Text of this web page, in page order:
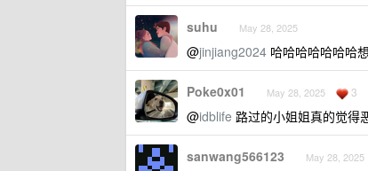
suhu May 28, 2025
@jinjiang2024 哈哈哈哈哈哈哈
Poke0x01 May 28, 2025 3
@idblife 路过的小姐姐真的觉得
sanwang566123 May 28, 2025